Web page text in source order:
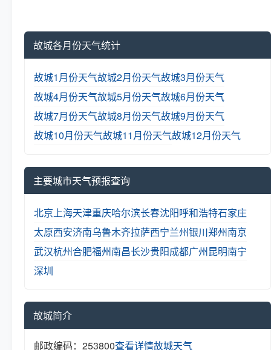
故城各月份天气统计
故城1月份天气故城2月份天气故城3月份天气
故城4月份天气故城5月份天气故城6月份天气
故城7月份天气故城8月份天气故城9月份天气
故城10月份天气故城11月份天气故城12月份天气
主要城市天气预报查询
北京上海天津重庆哈尔滨长春沈阳呼和浩特石家庄
太原西安济南乌鲁木齐拉萨西宁兰州银川郑州南京
武汉杭州合肥福州南昌长沙贵阳成都广州昆明南宁
深圳
故城简介
邮政编码：253800查看详情故城天气